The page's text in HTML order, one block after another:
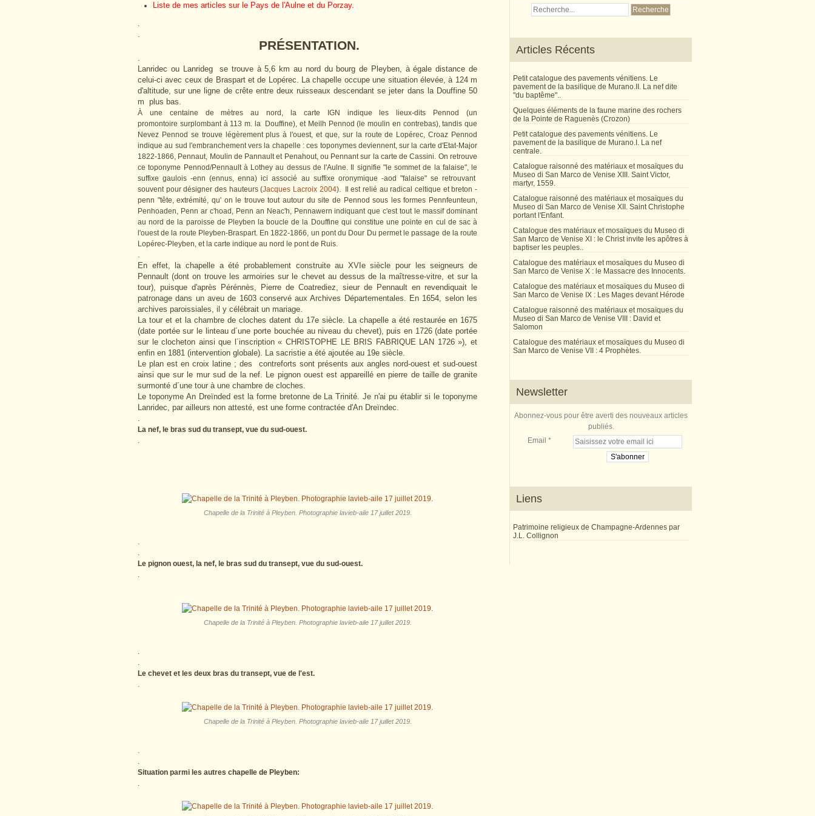
Liste de mes articles sur le Pays de l'Aulne et du Porzay.
.
.
PRÉSENTATION.
.
Lanridec ou Lanrideg se trouve à 5,6 km au nord du bourg de Pleyben, à égale distance de
celui-ci avec ceux de Braspart et de Lopérec. La chapelle occupe une situation élevée, à 124 m
d'altitude, sur une ligne de crête entre deux ruisseaux descendant se jeter dans la Douffine 50
m plus bas.
À une centaine de mètres au nord, la carte IGN indique les lieux-dits Pennod (un
promontoire surplombant à 113 m. la Douffine), et Meilh Pennod (le moulin en contrebas), tandis que
Nevez Pennod se trouve légèrement plus à l'ouest, et que, sur la route de Lopérec, Croaz Pennod
indique au sud l'embranchement vers la chapelle : ces toponymes deviennent, sur la carte d'Etat-Major
1822-1866, Pennaut, Moulin de Pannault et Penahout, ou Pennant sur la carte de Cassini. On retrouve
ce toponyme Pennod/Pennault à Lothey au dessus de l'Aulne. Il signifie "le sommet de la falaise", le
suffixe gaulois -enn (ennus, enna) ici associé au suffixe oronymique -aod "falaise" se retrouvant
souvent pour désigner des hauteurs (Jacques Lacroix 2004). Il est relié au radical celtique et breton -
penn "tête, extrémité, qu' on le trouve tout autour du site de Pennod sous les formes Pennfeunteun,
Penhoaden, Penn ar c'hoad, Penn an Neac'h, Pennawern indiquant que c'est tout le massif dominant
au nord de la paroisse de Pleyben la boucle de la Douffine qui constitue une pointe en cul de sac à
l'ouest de la route Pleyben-Braspart. En 1822-1866, un pont du Dour Du permet le passage de la route
Lopérec-Pleyben, et la carte indique au nord le pont de Ruis.
.
En effet, la chapelle a été probablement construite au XVIe siècle pour les seigneurs de
Pennault (dont on trouve les armoiries sur le chevet au dessus de la maîtresse-vitre, et sur la
tour), puisque d'après Pérénnès, Pierre de Coatrediez, sieur de Pennault en revendiquait le
patronage dans un aveu de 1603 conservé aux Archives Départementales. En 1654, selon les
archives paroissiales, il y célébrait un mariage.
La tour et et la chambre de cloches datent du 17e siècle. La chapelle a été restaurée en 1675
(date portée sur le linteau d´une porte bouchée au niveau du chevet), puis en 1726 (date portée
sur le clocheton ainsi que l´inscription « CHRISTOPHE LE BRIS FABRIQUE LAN 1726 »), et
enfin en 1881 (intervention globale). La sacristie a été ajoutée au 19e siècle.
Le plan est en croix latine ; des contreforts sont présents aux angles nord-ouest et sud-ouest
ainsi que sur le mur sud de la nef. Le pignon ouest est appareillé en pierre de taille de granite
surmonté d´une tour à une chambre de cloches.
Le toponyme An Dreïnded est la forme bretonne de La Trinité. Je n'ai pu établir si le toponyme
Lanridec, par ailleurs non attesté, est une forme contractée d'An Dreïndec.
.
La nef, le bras sud du transept, vue du sud-ouest.
.
Chapelle de la Trinité à Pleyben. Photographie lavieb-aile 17 juillet 2019.
.
.
Le pignon ouest, la nef, le bras sud du transept, vue du sud-ouest.
.
Chapelle de la Trinité à Pleyben. Photographie lavieb-aile 17 juillet 2019.
.
.
Le chevet et les deux bras du transept, vue de l'est.
.
Chapelle de la Trinité à Pleyben. Photographie lavieb-aile 17 juillet 2019.
.
.
Situation parmi les autres chapelle de Pleyben:
.
Articles Récents
Petit catalogue des pavements vénitiens. Le
pavement de la basilique de Murano.II. La nef dite
"du baptême"..
Quelques éléments de la faune marine des rochers
de la Pointe de Raguenès (Crozon)
Petit catalogue des pavements vénitiens. Le
pavement de la basilique de Murano.I. La nef
centrale.
Catalogue raisonné des matériaux et mosaïques du
Museo di San Marco de Venise XIII. Saint Victor,
martyr, 1559.
Catalogue raisonné des matériaux et mosaïques du
Museo di San Marco de Venise XII. Saint Christophe
portant l'Enfant.
Catalogue des matériaux et mosaïques du Museo di
San Marco de Venise XI : le Christ invite les apôtres à
baptiser les peuples..
Catalogue des matériaux et mosaïques du Museo di
San Marco de Venise X : le Massacre des Innocents.
Catalogue des matériaux et mosaïques du Museo di
San Marco de Venise IX : Les Mages devant Hérode
Catalogue raisonné des matériaux et mosaïques du
Museo di San Marco de Venise VIII : David et
Salomon
Catalogue des matériaux et mosaïques du Museo di
San Marco de Venise VII : 4 Prophètes.
Newsletter
Abonnez-vous pour être averti des nouveaux articles
publiés.
Email
Liens
Patrimoine religieux de Champagne-Ardennes par
J.L. Collignon